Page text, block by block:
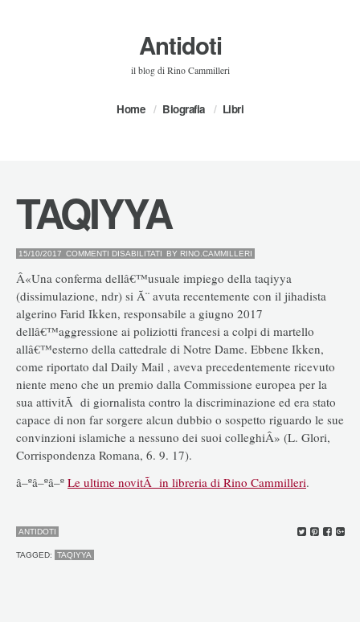
Antidoti
il blog di Rino Cammilleri
Home Biografia Libri
TAQIYYA
15/10/2017 COMMENTI DISABILITATI SU
BY RINO.CAMMILLERI
Â«Una conferma dellâ€™usuale impiego della taqiyya
(dissimulazione, ndr) si Ã¨ avuta recentemente con il jihadista
algerino Farid Ikken, responsabile a giugno 2017
dellâ€™aggressione ai poliziotti francesi a colpi di martello
allâ€™esterno della cattedrale di Notre Dame. Ebbene Ikken,
come riportato dal Daily Mail , aveva precedentemente ricevuto
niente meno che un premio dalla Commissione europea per la
sua attivitÃ di giornalista contro la discriminazione ed era stato
capace di non far sorgere alcun dubbio o sospetto riguardo le sue
convinzioni islamiche a nessuno dei suoi colleghiÂ» (L. Glori,
Corrispondenza Romana, 6. 9. 17).
â–ºâ–ºâ–º Le ultime novitÃ in libreria di Rino Cammilleri.
ANTIDOTI
TAGGED: TAQIYYA